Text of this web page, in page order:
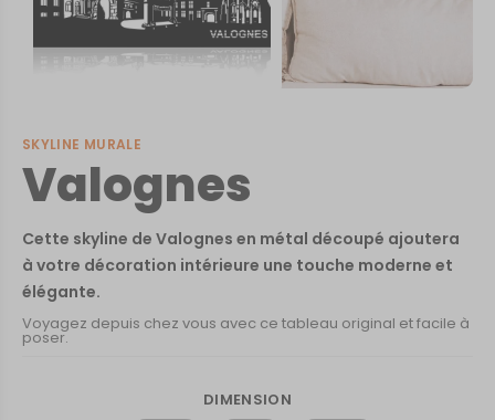
SKYLINE MURALE
Valognes
Cette skyline de Valognes en métal découpé ajoutera
à votre décoration intérieure une touche moderne et
élégante.
Voyagez depuis chez vous avec ce tableau original et facile à
poser.
DIMENSION